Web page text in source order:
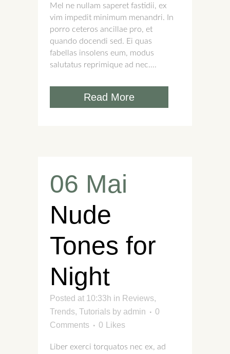
Mel ne nullam saperet fastidii, ex
vim impedit minimum menandri. In
porro ceteros ancillae pro, et
quando docendi sed. Ei quas
fabellas insolens eum, modus
salutatus reprimique ad nec....
Read More
06 Mai
Nude
Tones for
Night
Posted at 10:33h in Reviews,
Trends, Tutorials by admin
0
Comments
0 Likes
Liber exerci torquatos nec ex, ad